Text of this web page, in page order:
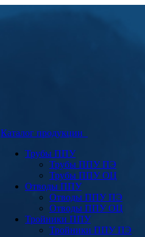
Каталог продукции
Трубы ППУ
Трубы ППУ ПЭ
Трубы ППУ ОЦ
Отводы ППУ
Отводы ППУ ПЭ
Отводы ППУ ОЦ
Тройники ППУ
Тройники ППУ ПЭ